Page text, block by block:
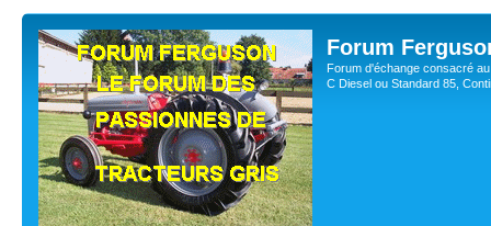
Forum
Forum d'échange consacré
C Diesel ou Standard 85,